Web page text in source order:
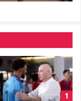
1